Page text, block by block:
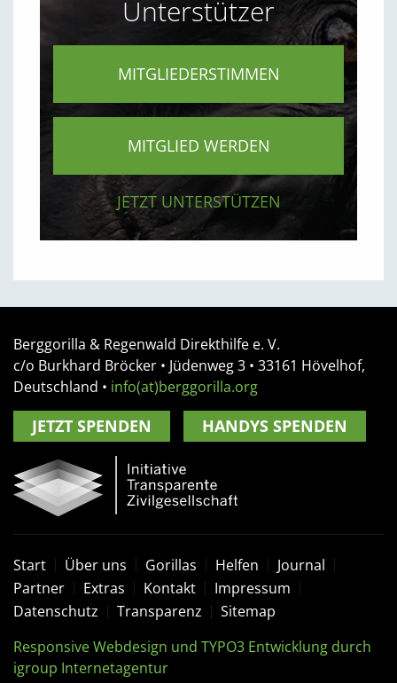
Unterstützer
MITGLIEDERSTIMMEN
MITGLIED WERDEN
JETZT UNTERSTÜTZEN
Berggorilla & Regenwald Direkthilfe e. V.
c/o Burkhard Bröcker • Jüdenweg 3 • 33161 Hövelhof,
Deutschland • info(at)berggorilla.org
JETZT SPENDEN HANDYS SPENDEN
Start Über uns Gorillas Helfen
Journal
Partner
Extras Kontakt
Impressum
Datenschutz
Transparenz
Sitemap
Responsive Webdesign und TYPO3 Entwicklung durch
igroup Internetagentur